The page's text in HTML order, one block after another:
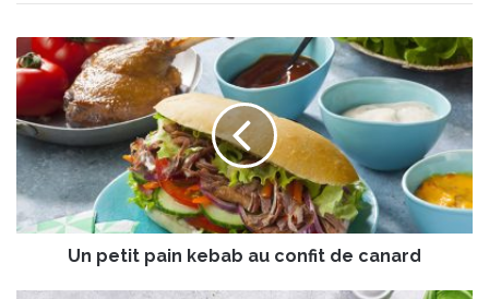
n
p
e
t
t
a
Un petit pain kebab au confit de canard